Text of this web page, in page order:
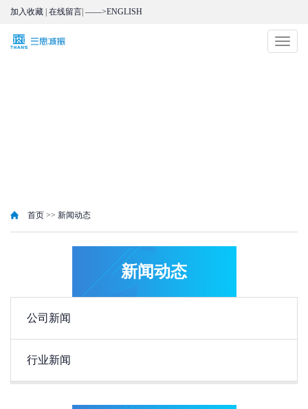
加入收藏 在线留言 ——>ENGLISH
切
换
首页 >> 新闻动态
新闻动态
公司新闻
行业新闻